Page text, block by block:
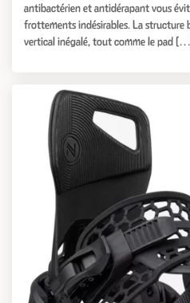
antibactérien et antidérapant vous
frottements indésirables. La
vertical inégalé, tout comme le pad